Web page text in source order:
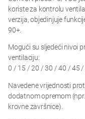
koriste za kontrolu
verzija, objedinjuje
90+.
Mogući su sljedeći nivoi
ventilaciju:
0 / 15 / 20 / 30 / 40 / 45
Navedene vrijednosti
dodatnom opremom
krovne završnice).